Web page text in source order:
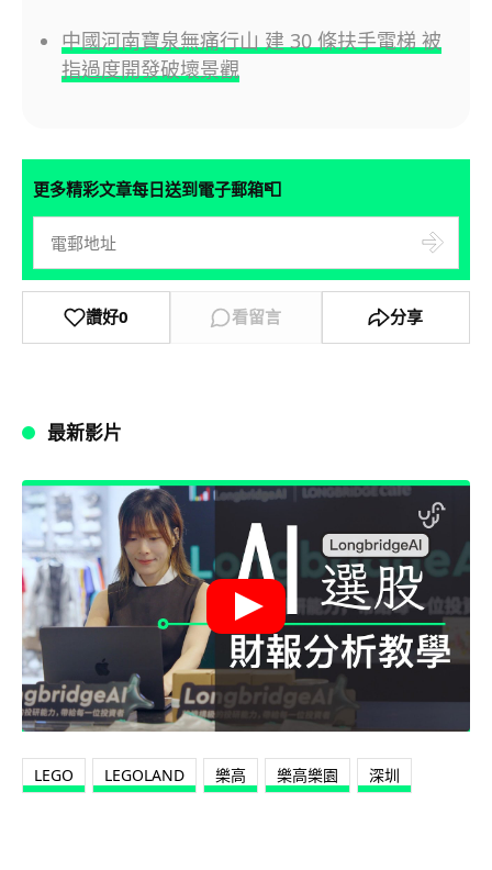
中國河南寶泉無痛行山 建 30 條扶手電梯 被
指過度開發破壞景觀
更多精彩文章每日送到電子郵箱📮
讚好0 看留言 分享
最新影片
LEGO LEGOLAND 樂高 樂高樂園 深圳